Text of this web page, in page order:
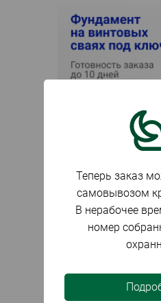
Теперь заказ
самовывозом
В нерабочее
номер